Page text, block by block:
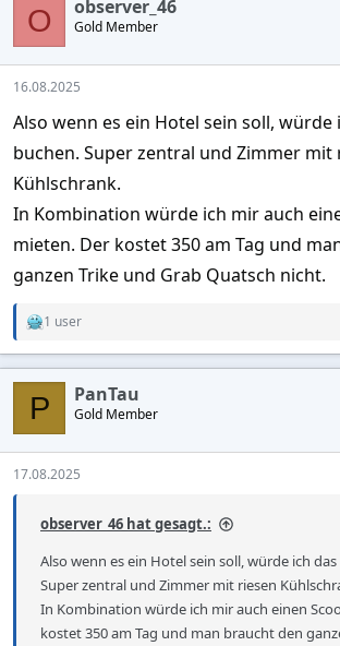
O observer_46
Gold Member
16.08.2025
Also wenn es ein Hotel sein soll, würde
buchen. Super zentral und Zimmer mit
Kühlschrank.
In Kombination würde ich mir auch
mieten. Der kostet 350 am Tag und
ganzen Trike und Grab Quatsch nicht.
R
a
c
o
n
s
1 user
P PanTau
Gold Member
17.08.2025
observer_46 hat gesagt.:
Also wenn es ein Hotel sein soll, würde ich
Super zentral und Zimmer mit riesen
In Kombination würde ich mir auch einen
kostet 350 am Tag und man braucht den